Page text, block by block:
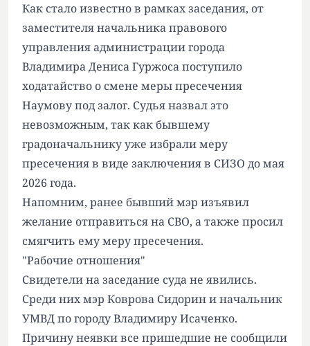
Как стало известно в рамках заседания, от
заместителя начальника правового
управления администрации города
Владимира Дениса Гуржоса поступило
ходатайство о смене меры пресечения
Наумову под залог. Судья назвал это
невозможным, так как бывшему
градоначальнику уже избрали меру
пресечения в виде заключения в СИЗО до мая
2026 года.
Напомним, ранее бывший мэр изъявил
желание отправиться на СВО, а также просил
смягчить ему меру пресечения.
"Рабочие отношения"
Свидетели на заседание суда не явились.
Среди них мэр Коврова Сидорин и начальник
УМВД по городу Владимиру Исаченко.
Причину неявки все пришедшие не сообщили